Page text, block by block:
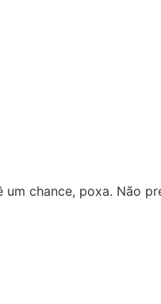
chance, poxa. Não